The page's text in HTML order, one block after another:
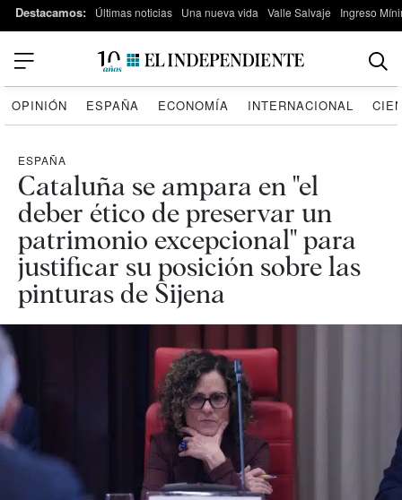
Destacamos: Últimas noticias Una nueva vida Valle Salvaje Ingreso
OPINIÓN ESPAÑA ECONOMÍA INTERNACIONAL
ESPAÑA
Cataluña se ampara en "el
deber ético de preservar un
patrimonio excepcional" para
justificar su posición sobre las
pinturas de Sijena